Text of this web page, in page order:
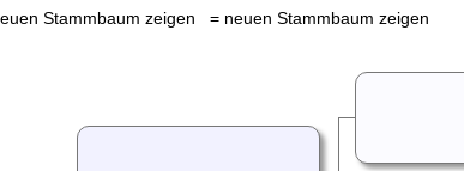
= neuen Stammbaum zeigen